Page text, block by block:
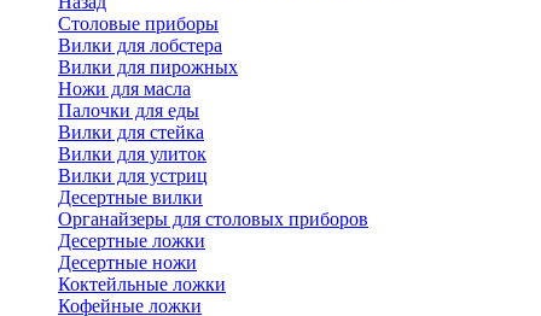
Cтоловые приборы
Вилки для лобстера
Вилки для пирожных
Ножи для масла
Палочки для еды
Вилки для стейка
Вилки для улиток
Вилки для устриц
Десертные вилки
Органайзеры для столовых приборов
Десертные ложки
Десертные ножи
Коктейльные ложки
Кофейные ложки